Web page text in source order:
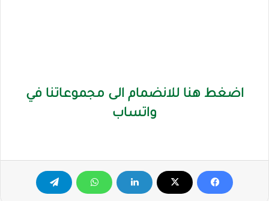
اضغط هنا للانضمام الى مجموعاتنا في
واتساب